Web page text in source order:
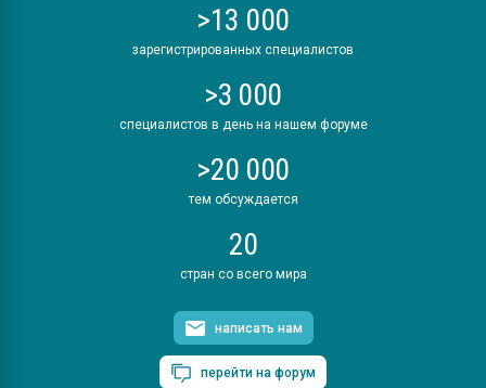
>13 000
зарегистрированных специалистов
>3 000
специалистов в день на нашем форуме
>20 000
тем обсуждается
20
стран со всего мира
написать нам
перейти на форум